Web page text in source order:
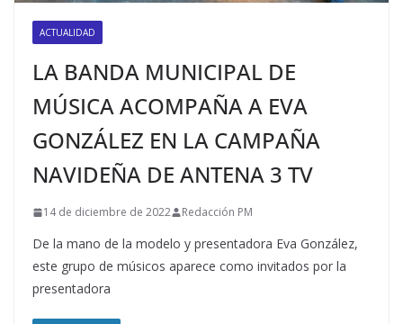
ACTUALIDAD
LA BANDA MUNICIPAL DE
MÚSICA ACOMPAÑA A EVA
GONZÁLEZ EN LA CAMPAÑA
NAVIDEÑA DE ANTENA 3 TV
14 de diciembre de 2022 Redacción PM
De la mano de la modelo y presentadora Eva González,
este grupo de músicos aparece como invitados por la
presentadora